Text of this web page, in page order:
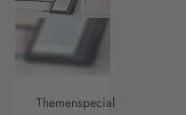
Themenspecial